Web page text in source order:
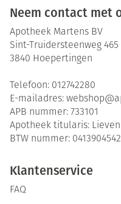
Neem contact met
Apotheek Martens BV
Sint-Truidersteenweg 465
3840 Hoepertingen
Telefoon: 012742280
E-mailadres: webshop@
APB nummer: 733101
Apotheek titularis:
BTW nummer: 0413904542
Klantenservice
FAQ